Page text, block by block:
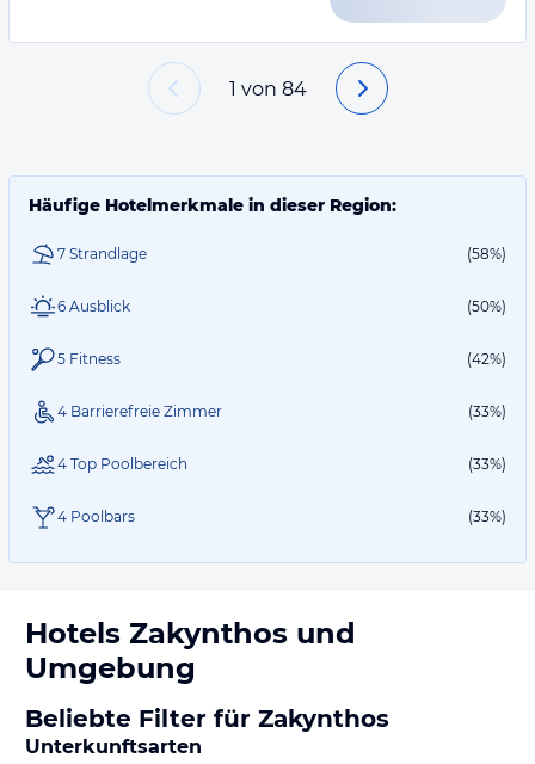
1 von 84
Häufige Hotelmerkmale in dieser Region:
7 Strandlage (58%)
6 Ausblick (50%)
5 Fitness (42%)
4 Barrierefreie Zimmer (33%)
4 Top Poolbereich (33%)
4 Poolbars (33%)
Hotels Zakynthos und
Umgebung
Beliebte Filter für Zakynthos
Unterkunftsarten